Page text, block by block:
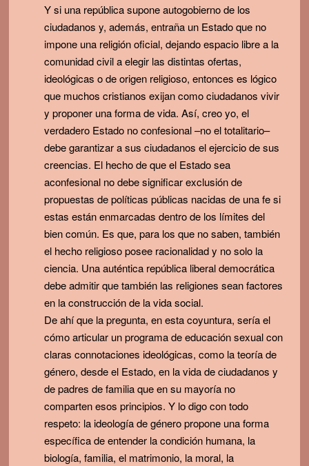
Y si una república supone autogobierno de los
ciudadanos y, además, entraña un Estado que no
impone una religión oficial, dejando espacio libre a la
comunidad civil a elegir las distintas ofertas,
ideológicas o de origen religioso, entonces es lógico
que muchos cristianos exijan como ciudadanos vivir
y proponer una forma de vida. Así, creo yo, el
verdadero Estado no confesional –no el totalitario–
debe garantizar a sus ciudadanos el ejercicio de sus
creencias. El hecho de que el Estado sea
aconfesional no debe significar exclusión de
propuestas de políticas públicas nacidas de una fe si
estas están enmarcadas dentro de los límites del
bien común. Es que, para los que no saben, también
el hecho religioso posee racionalidad y no solo la
ciencia. Una auténtica república liberal democrática
debe admitir que también las religiones sean factores
en la construcción de la vida social.
De ahí que la pregunta, en esta coyuntura, sería el
cómo articular un programa de educación sexual con
claras connotaciones ideológicas, como la teoría de
género, desde el Estado, en la vida de ciudadanos y
de padres de familia que en su mayoría no
comparten esos principios. Y lo digo con todo
respeto: la ideología de género propone una forma
específica de entender la condición humana, la
biología, familia, el matrimonio, la moral, la